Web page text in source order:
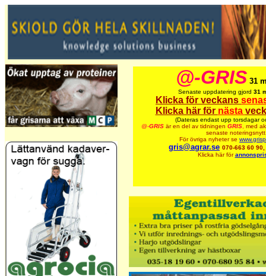
@-GRIS 31
Senaste uppdatering gjord 31
Klicka för veckans
Klicka här för nästa
(Dateras endast upp torsdagar
@-GRIS är en del av tidningen GRIS, med
senaste
För övriga nyheter se
gris@agrar.se 070-663 60 90,
Klicka här för